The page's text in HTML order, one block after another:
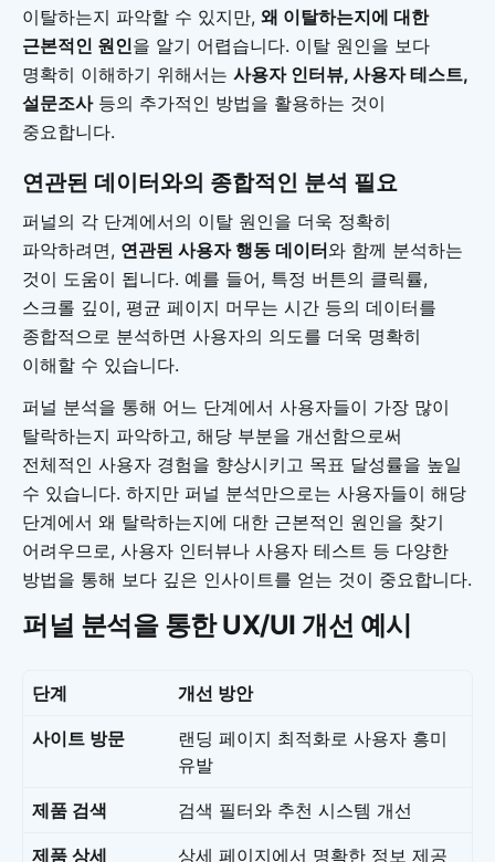
이탈하는지 파악할 수 있지만, 왜 이탈하는지에 대한
근본적인 원인을 알기 어렵습니다. 이탈 원인을 보다
명확히 이해하기 위해서는 사용자 인터뷰, 사용자 테스트,
설문조사등의 추가적인 방법을 활용하는 것이
중요합니다.
연관된 데이터와의 종합적인 분석 필요
퍼널의 각 단계에서의 이탈 원인을 더욱 정확히
파악하려면, 연관된 사용자 행동 데이터와 함께 분석하는
것이 도움이 됩니다. 예를 들어, 특정 버튼의 클릭률,
스크롤 깊이, 평균 페이지 머무는 시간 등의 데이터를
종합적으로 분석하면 사용자의 의도를 더욱 명확히
이해할 수 있습니다.
퍼널 분석을 통해 어느 단계에서 사용자들이 가장 많이
탈락하는지 파악하고, 해당 부분을 개선함으로써
전체적인 사용자 경험을 향상시키고 목표 달성률을 높일
수 있습니다. 하지만 퍼널 분석만으로는 사용자들이 해당
단계에서 왜 탈락하는지에 대한 근본적인 원인을 찾기
어려우므로, 사용자 인터뷰나 사용자 테스트 등 다양한
방법을 통해 보다 깊은 인사이트를 얻는 것이 중요합니다.
퍼널 분석을 통한 UX/UI 개선 예시
단계 개선 방안
사이트 방문
랜딩 페이지 최적화로 사용자 흥미
유발
제품 검색 검색 필터와 추천 시스템 개선
제품 상세 상세 페이지에서 명확한 정보 제공